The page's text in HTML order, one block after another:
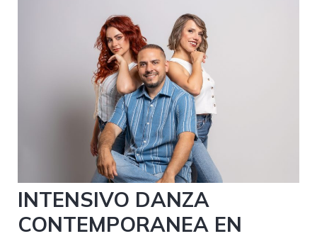
INTENSIVO DANZA
CONTEMPORANEA EN